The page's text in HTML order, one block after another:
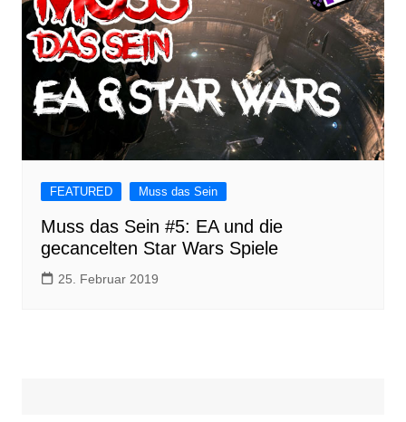
FEATURED Muss das Sein
Muss das Sein #5: EA und die
gecancelten Star Wars Spiele
25. Februar 2019